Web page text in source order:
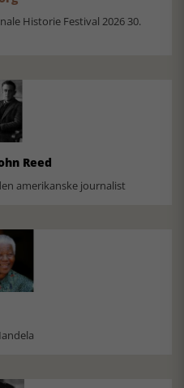
Historie Festival 2026 30.
Reed
amerikanske journalist